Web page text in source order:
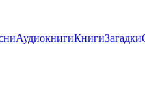
АудиокнигиКнигиЗагадки